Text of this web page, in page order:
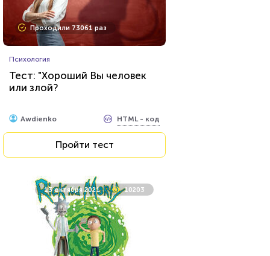
Проходили 73061 раз
Психология
Тест: "Хороший Вы человек
или злой?
Awdienko HTML - код
Пройти тест
13 октября 2021 10203